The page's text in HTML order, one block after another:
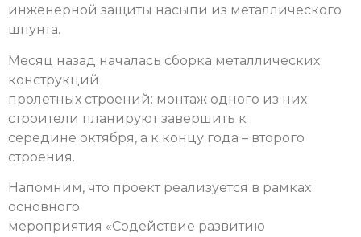
инженерной защиты насыпи из металлического
шпунта.
Месяц назад началась сборка металлических
конструкций
пролетных строений: монтаж одного из них
строители планируют завершить к
середине октября, а к концу года – второго
строения.
Напомним, что проект реализуется в рамках
основного
мероприятия «Содействие развитию